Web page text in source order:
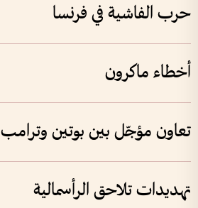
حرب الفاشية في فرنسا
أخطاء ماكرون
تعاون مؤجّل بين بوتين وترامب
تهديدات تلاحق الرأسمالية